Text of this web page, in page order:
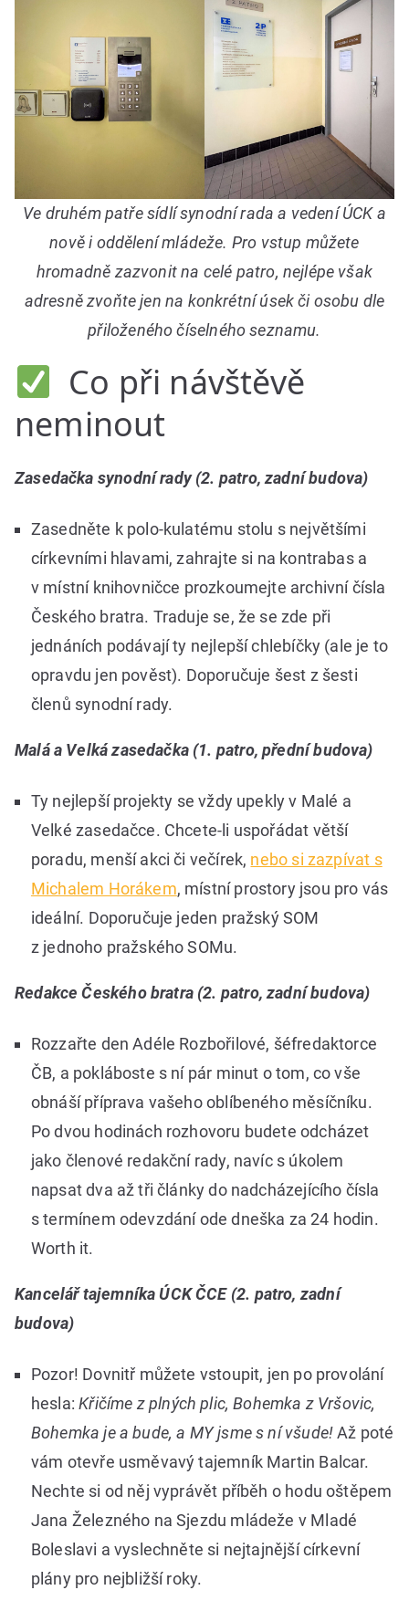
Ve druhém patře sídlí synodní rada a vedení ÚCK a
nově i oddělení mládeže. Pro vstup můžete
hromadně zazvonit na celé patro, nejlépe však
adresně zvoňte jen na konkrétní úsek či osobu dle
přiloženého číselného seznamu.
Co při návštěvě
neminout
Zasedačka synodní rady (2. patro, zadní budova)
Zasedněte k polo-kulatému stolu s největšími
církevními hlavami, zahrajte si na kontrabas a
v místní knihovničce prozkoumejte archivní čísla
Českého bratra. Traduje se, že se zde při
jednáních podávají ty nejlepší chlebíčky (ale je to
opravdu jen pověst). Doporučuje šest z šesti
členů synodní rady.
Malá a Velká zasedačka (1. patro, přední budova)
Ty nejlepší projekty se vždy upekly v Malé a
Velké zasedačce. Chcete-li uspořádat větší
poradu, menší akci či večírek, nebo si zazpívat s
Michalem Horákem, místní prostory jsou pro vás
ideální. Doporučuje jeden pražský SOM
z jednoho pražského SOMu.
Redakce Českého bratra (2. patro, zadní budova)
Rozzařte den Adéle Rozbořilové, šéfredaktorce
ČB, a pokláboste s ní pár minut o tom, co vše
obnáší příprava vašeho oblíbeného měsíčníku.
Po dvou hodinách rozhovoru budete odcházet
jako členové redakční rady, navíc s úkolem
napsat dva až tři články do nadcházejícího čísla
s termínem odevzdání ode dneška za 24 hodin.
Worth it.
Kancelář tajemníka ÚCK ČCE (2. patro, zadní
budova)
Pozor! Dovnitř můžete vstoupit, jen po provolání
hesla:Křičíme z plných plic, Bohemka z Vršovic,
Bohemka je a bude, a MY jsme s ní všude!Až poté
vám otevře usměvavý tajemník Martin Balcar.
Nechte si od něj vyprávět příběh o hodu oštěpem
Jana Železného na Sjezdu mládeže v Mladé
Boleslavi a vyslechněte si nejtajnější církevní
plány pro nejbližší roky.